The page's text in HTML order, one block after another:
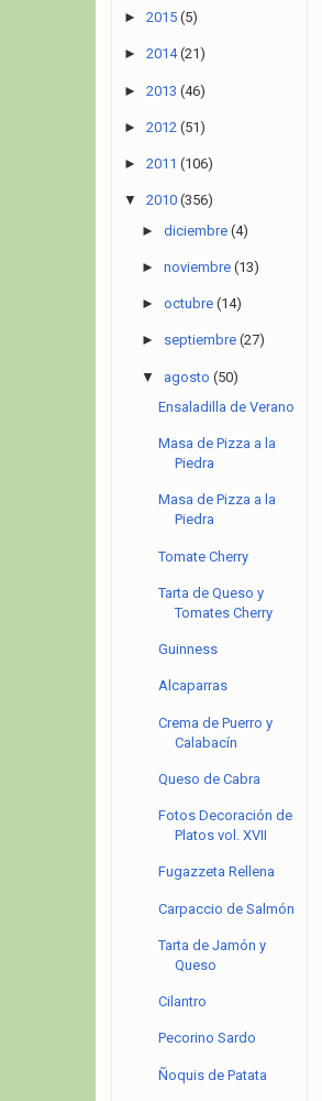
► 2015 (5)
► 2014 (21)
► 2013 (46)
► 2012 (51)
► 2011 (106)
▼ 2010 (356)
► diciembre (4)
► noviembre (13)
► octubre (14)
► septiembre (27)
▼ agosto (50)
Ensaladilla de Verano
Masa de Pizza a la
Piedra
Masa de Pizza a la
Piedra
Tomate Cherry
Tarta de Queso y
Tomates Cherry
Guinness
Alcaparras
Crema de Puerro y
Calabacín
Queso de Cabra
Fotos Decoración de
Platos vol. XVII
Fugazzeta Rellena
Carpaccio de Salmón
Tarta de Jamón y
Queso
Cilantro
Pecorino Sardo
Ñoquis de Patata